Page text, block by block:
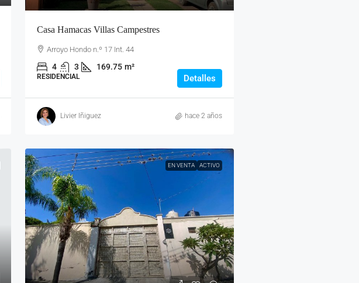
Casa Hamacas Villas Campestres
Arroyo Hondo n.º 17 Int. 44
4 3 169.75 m²
RESIDENCIAL Detalles
Livier Iñiguez hace 2 años
EN VENTA ACTIVO